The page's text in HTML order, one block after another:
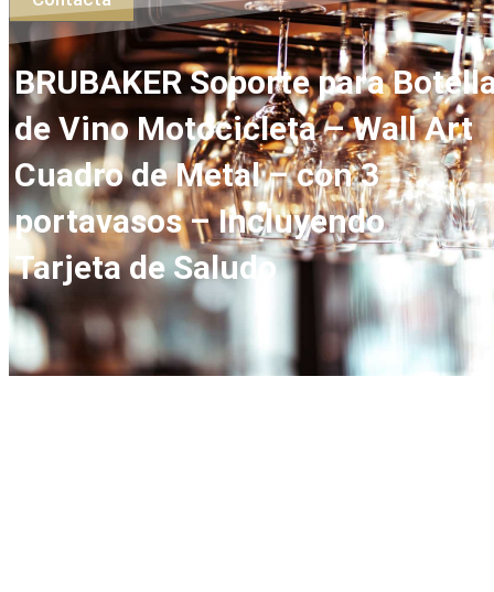
BRUBAKER Soporte para
de Vino Motocicleta – Wall Art
Cuadro de Metal – con 3
portavasos – Incluyendo
Tarjeta de Saludo